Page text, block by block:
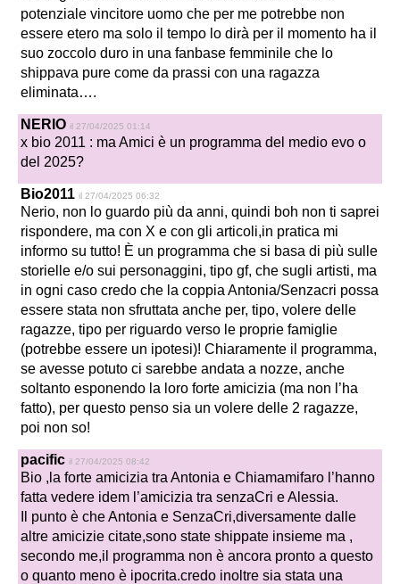
potenziale vincitore uomo che per me potrebbe non
essere etero ma solo il tempo lo dirà per il momento ha il
suo zoccolo duro in una fanbase femminile che lo
shippava pure come da prassi con una ragazza
eliminata….
NERIO il 27/04/2025 01:14
x bio 2011 : ma Amici è un programma del medio evo o
del 2025?
Bio2011 il 27/04/2025 06:32
Nerio, non lo guardo più da anni, quindi boh non ti saprei
rispondere, ma con X e con gli articoli,in pratica mi
informo su tutto! È un programma che si basa di più sulle
storielle e/o sui personaggini, tipo gf, che sugli artisti, ma
in ogni caso credo che la coppia Antonia/Senzacri possa
essere stata non sfruttata anche per, tipo, volere delle
ragazze, tipo per riguardo verso le proprie famiglie
(potrebbe essere un ipotesi)! Chiaramente il programma,
se avesse potuto ci sarebbe andata a nozze, anche
soltanto esponendo la loro forte amicizia (ma non l’ha
fatto), per questo penso sia un volere delle 2 ragazze,
poi non so!
pacific il 27/04/2025 08:42
Bio ,la forte amicizia tra Antonia e Chiamamifaro l’hanno
fatta vedere idem l’amicizia tra senzaCri e Alessia.
Il punto è che Antonia e SenzaCri,diversamente dalle
altre amicizie citate,sono state shippate insieme ma ,
secondo me,il programma non è ancora pronto a questo
o quanto meno è ipocrita.credo inoltre sia stata una